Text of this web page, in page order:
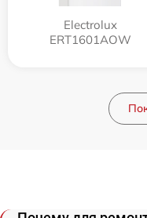
Electrolux
ERT1601AOW